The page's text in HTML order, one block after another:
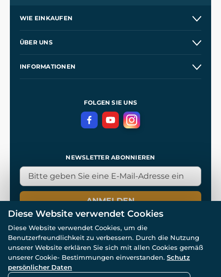
WIE EINKAUFEN
Kontakt
ÜBER UNS
INFORMATIONEN
DatenschutzerklärungFOLGEN SIE UNS
NEWSLETTER ABONNIEREN
ANMELDEN
© Alle Rechte vorbehalten. www.wulflund.de 2007-2026.
Powered by
Diese Website verwendet Cookies
Diese Website verwendet Cookies, um die
Benutzerfreundlichkeit zu verbessern. Durch die Nutzung
unserer Website erklären Sie sich mit allen Cookies gemäß
unserer Cookie- Bestimmungen einverstanden. Schutz
persönlicher Daten